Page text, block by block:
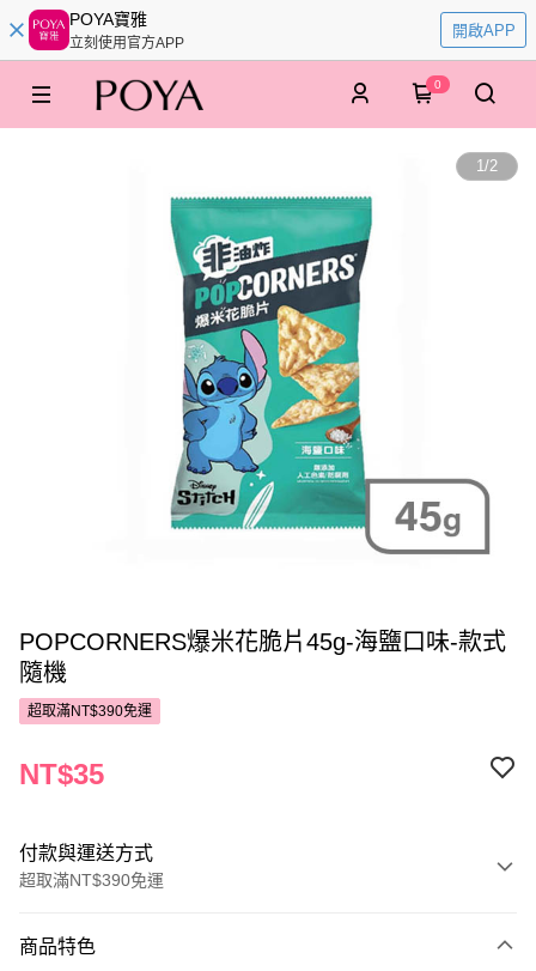
POYA寶雅
立刻使用官方APP
開啟APP
0
1/2
POPCORNERS爆米花脆片45g-海鹽口味-款式
隨機
超取滿NT$390免運
NT$35
付款與運送方式
超取滿NT$390免運
POYA支付
商品特色